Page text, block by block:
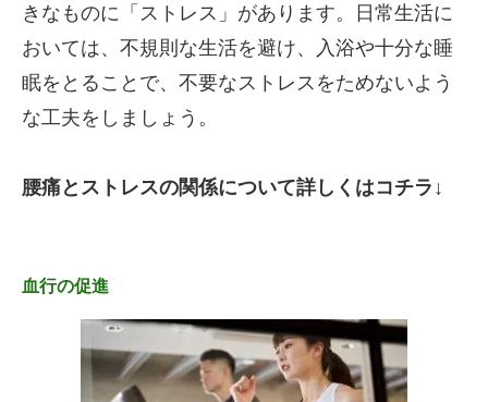
きなものに「ストレス」があります。日常生活に
おいては、不規則な生活を避け、入浴や十分な睡
眠をとることで、不要なストレスをためないよう
な工夫をしましょう。
腰痛とストレスの関係について詳しくはコチラ↓
血行の促進